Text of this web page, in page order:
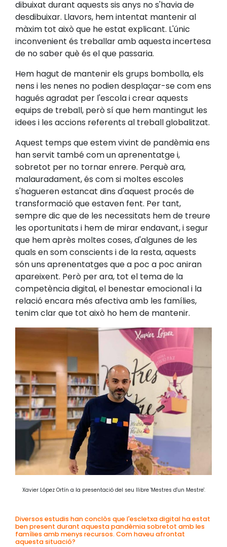
dibuixat durant aquests sis anys no s'havia de
desdibuixar. Llavors, hem intentat mantenir al
màxim tot això que he estat explicant. L'únic
inconvenient és treballar amb aquesta incertesa
de no saber què és el que passaria.
Hem hagut de mantenir els grups bombolla, els
nens i les nenes no podien desplaçar-se com ens
hagués agradat per l'escola i crear aquests
equips de treball, però sí que hem mantingut les
idees i les accions referents al treball globalitzat.
Aquest temps que estem vivint de pandèmia ens
han servit també com un aprenentatge i,
sobretot per no tornar enrere. Perquè ara,
malauradament, és com si moltes escoles
s'hagueren estancat dins d'aquest procés de
transformació que estaven fent. Per tant,
sempre dic que de les necessitats hem de treure
les oportunitats i hem de mirar endavant, i segur
que hem après moltes coses, d'algunes de les
quals en som conscients i de la resta, aquests
són uns aprenentatges que a poc a poc aniran
apareixent. Però per ara, tot el tema de la
competència digital, el benestar emocional i la
relació encara més afectiva amb les famílies,
tenim clar que tot això ho hem de mantenir.
Xavier López Ortín a la presentació del seu llibre 'Mestres d'un Mestre'.
Diversos estudis han conclòs que l'escletxa digital ha estat
ben present durant aquesta pandèmia sobretot amb les
famílies amb menys recursos. Com haveu afrontat
aquesta situació?